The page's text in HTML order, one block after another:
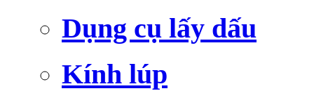
Dụng cụ lấy dấu
Kính lúp